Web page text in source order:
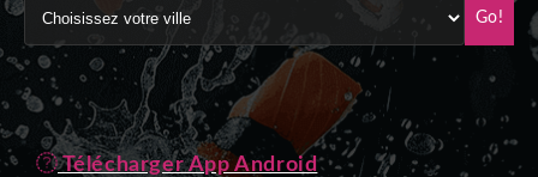
Go!
Télécharger App Android